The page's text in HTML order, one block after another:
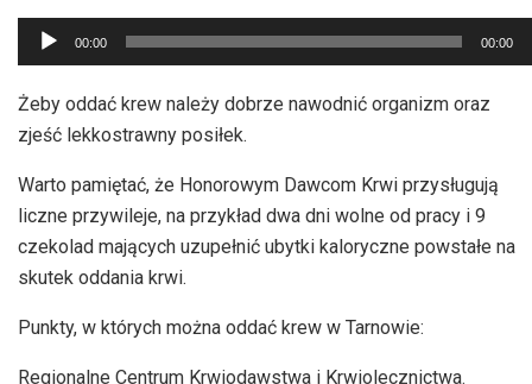
Odtwarzacz
plików
dźwiękowych
00:00 00:00
Żeby oddać krew należy dobrze nawodnić organizm oraz
zjeść lekkostrawny posiłek.
Warto pamiętać, że Honorowym Dawcom Krwi przysługują
liczne przywileje, na przykład dwa dni wolne od pracy i 9
czekolad mających uzupełnić ubytki kaloryczne powstałe na
skutek oddania krwi.
Punkty, w których można oddać krew w Tarnowie:
Regionalne Centrum Krwiodawstwa i Krwiolecznictwa.